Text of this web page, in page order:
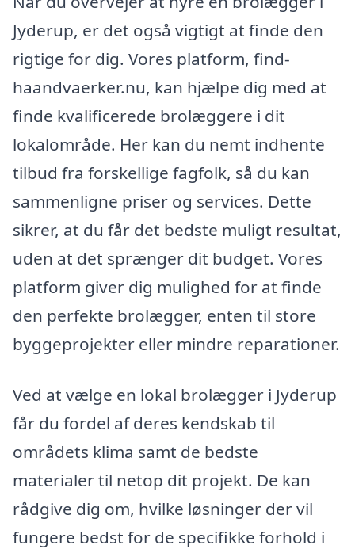
Jyderup, er det også vigtigt at finde den
rigtige for dig. Vores platform, find-
haandvaerker.nu, kan hjælpe dig med at
finde kvalificerede brolæggere i dit
lokalområde. Her kan du nemt indhente
tilbud fra forskellige fagfolk, så du kan
sammenligne priser og services. Dette
sikrer, at du får det bedste muligt resultat,
uden at det sprænger dit budget. Vores
platform giver dig mulighed for at finde
den perfekte brolægger, enten til store
byggeprojekter eller mindre reparationer.
Ved at vælge en lokal brolægger i Jyderup
får du fordel af deres kendskab til
områdets klima samt de bedste
materialer til netop dit projekt. De kan
rådgive dig om, hvilke løsninger der vil
fungere bedst for de specifikke forhold i